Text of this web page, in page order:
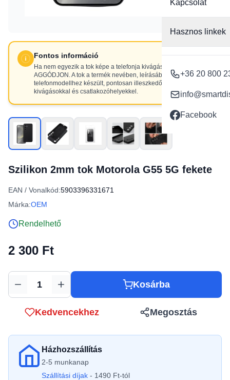
Kapcsolat
Hasznos linkek
+36 20 800
Facebook
Fontos információ
Ha nem egyezik a tok képe a telefonja kivágásaival, NE
AGGÓDJON. A tok a termék nevében, leírásában szereplő
telefonmodellhez készült, pontosan illeszkedő
kivágásokkal és csatlakozóhelyekkel.
Szilikon 2mm tok Motorola G55 5G fekete
EAN / Vonalkód:5903396331671
Márka:OEM
Rendelhető
2 300 Ft
Mennyiség Kosárba
Kedvencekhez Megosztás
Házhozszállítás
2-5 munkanap
Szállítási díjak - 1490 Ft-tól